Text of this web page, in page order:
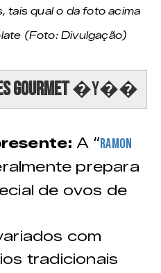
tais qual o da foto acima
(Foto: Divulgação)
Gourmet�Y��
A “Ramon
prepara
de ovos de
com
tradicionais